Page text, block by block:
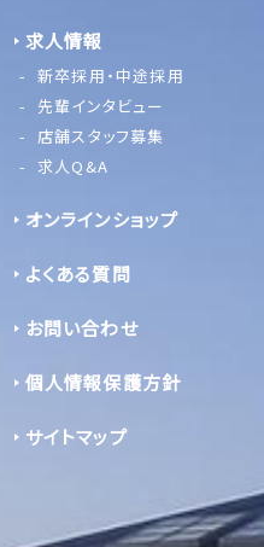
求人情報
新卒採用・中途採用
先輩インタビュー
店舗スタッフ募集
求人Q&A
オンラインショップ
よくある質問
お問い合わせ
個人情報保護方針
サイトマップ